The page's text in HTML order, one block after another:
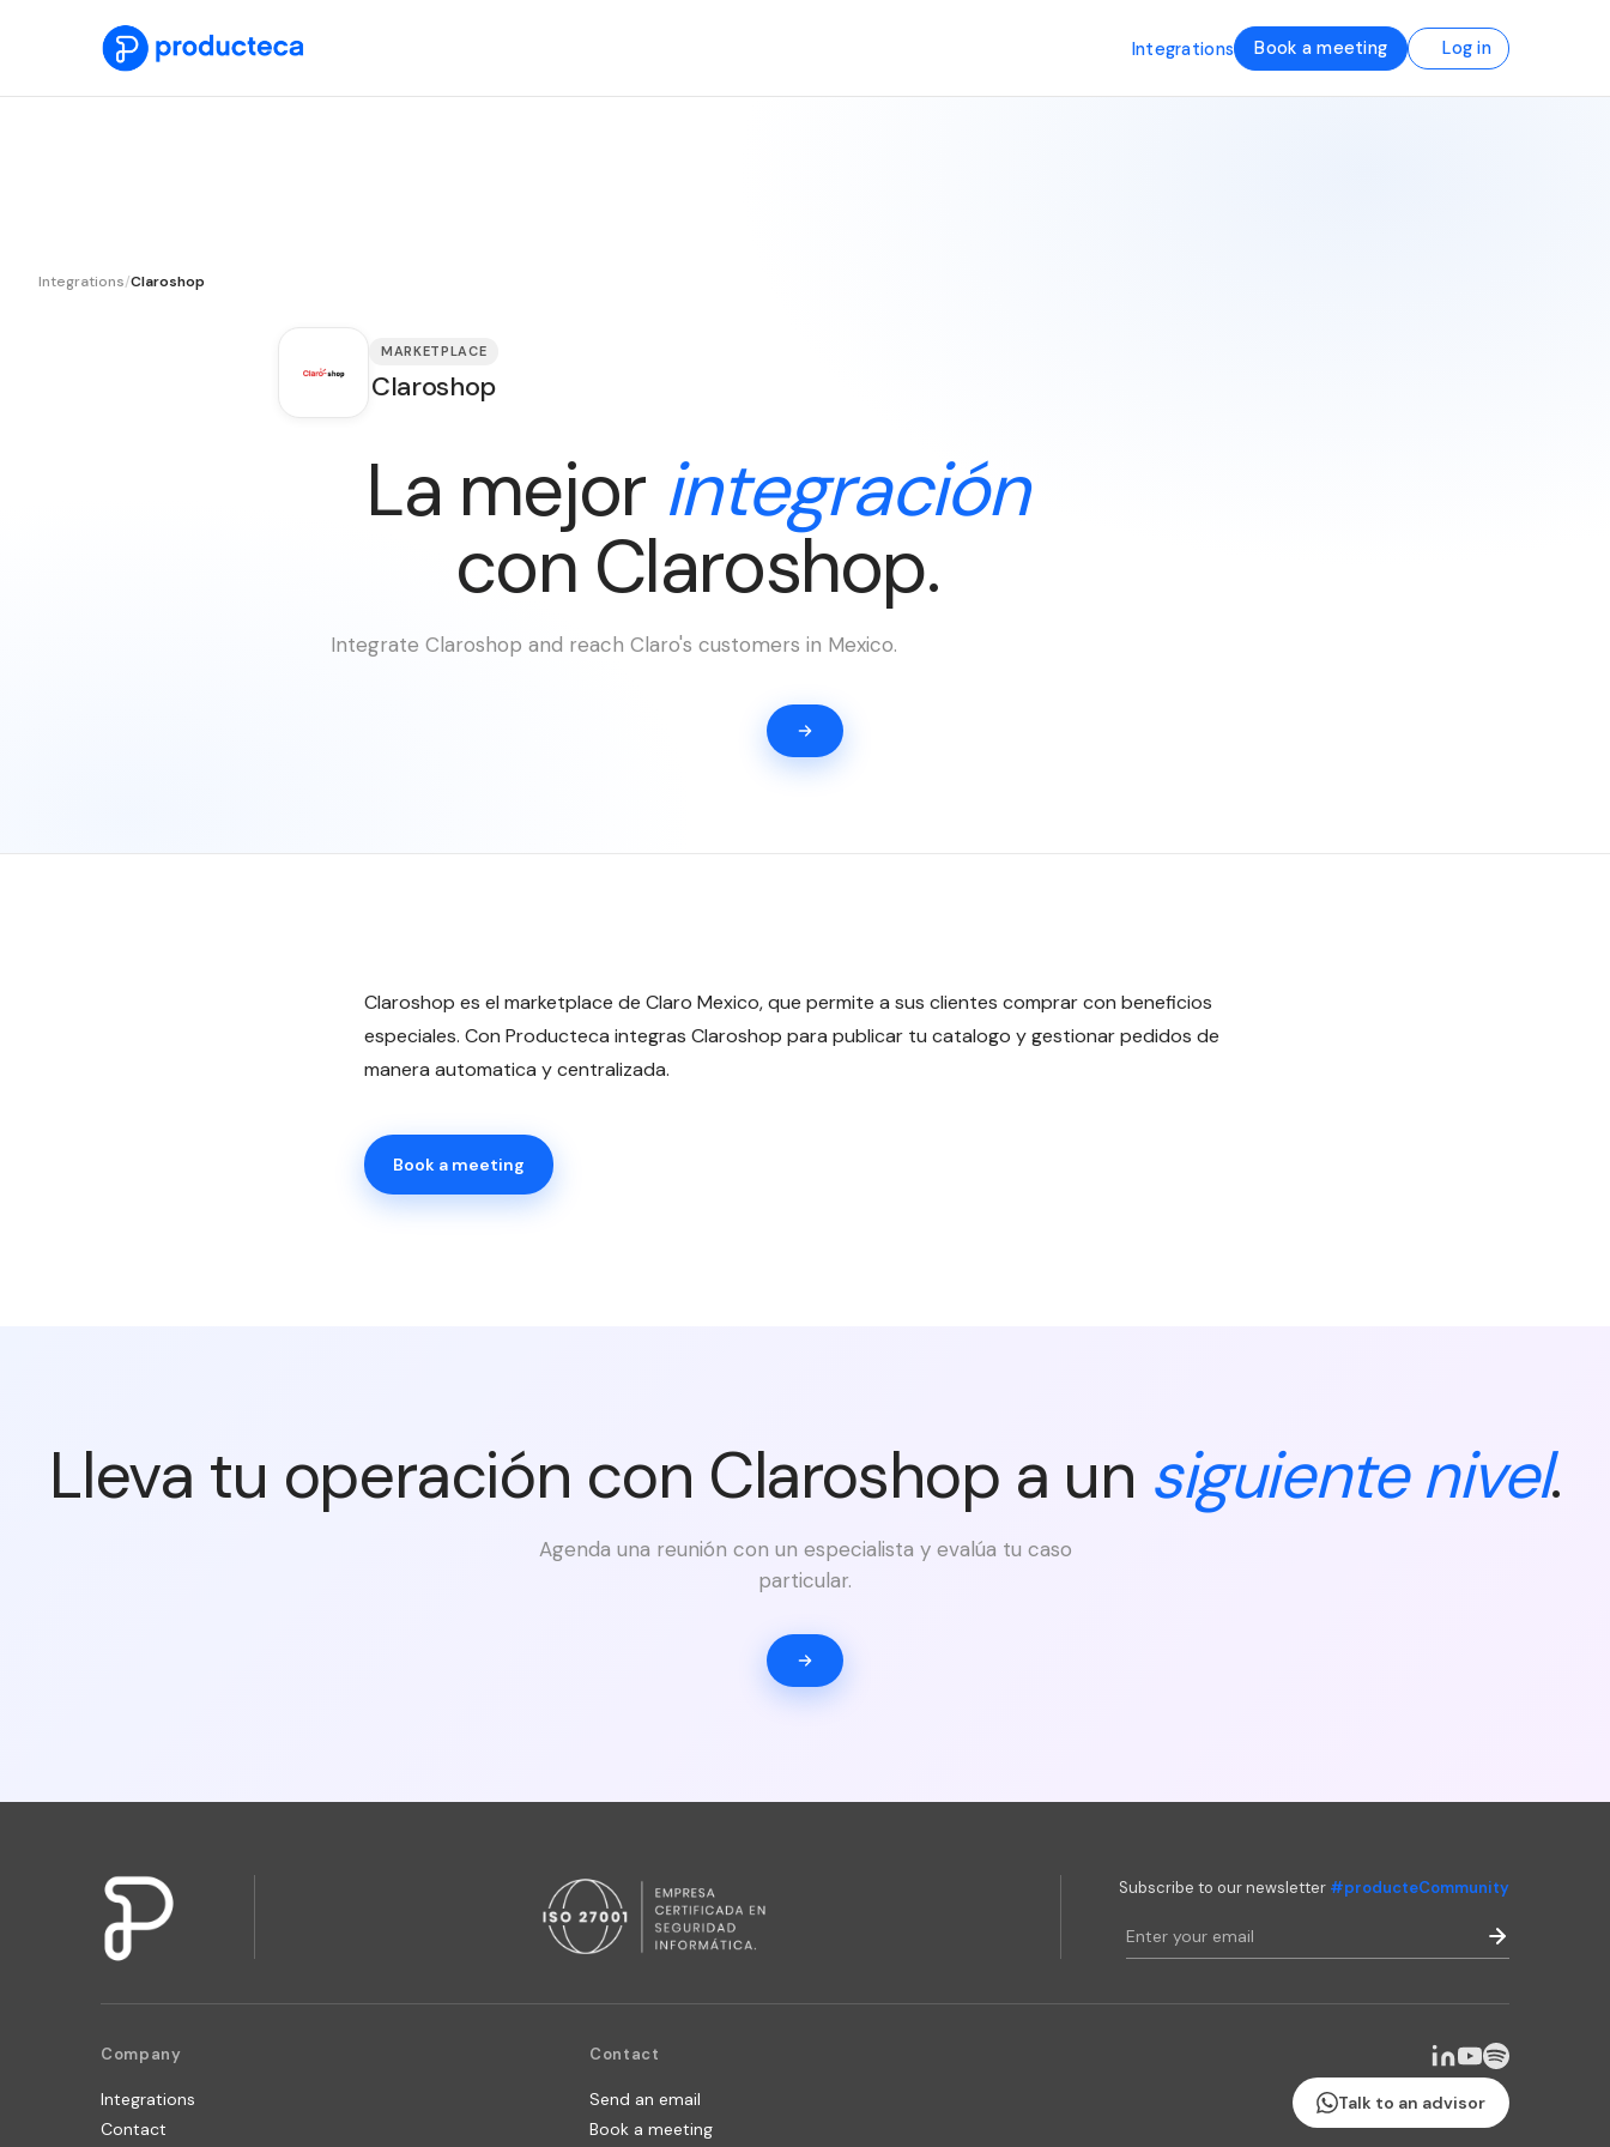
Integrations Book a meeting Log in
Integrations/Claroshop
MARKETPLACE
Claroshop
La mejor integración
con Claroshop.
Integrate Claroshop and reach Claro's customers in Mexico.
Claroshop es el marketplace de Claro Mexico, que permite a sus clientes comprar con beneficios
especiales. Con Producteca integras Claroshop para publicar tu catalogo y gestionar pedidos de
manera automatica y centralizada.
Book a meeting
Lleva tu operación con Claroshop a un siguiente nivel.
Agenda una reunión con un especialista y evalúa tu caso
particular.
Subscribe to our newsletter #producteCommunity
Company
Integrations
Contact
Contact
Send an email
Book a meeting
Talk to an advisor